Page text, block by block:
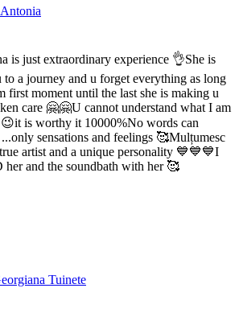
is just extraordinary experience 👌She is
to a journey and u forget everything as long
first moment until the last she is making u
care 🤗🤗U cannot understand what I am
is worthy it 10000%No words can
sensations and feelings 🥰Mulțumesc
artist and a unique personality 💙💙💙I
and the soundbath with her 🥰
Tuinete